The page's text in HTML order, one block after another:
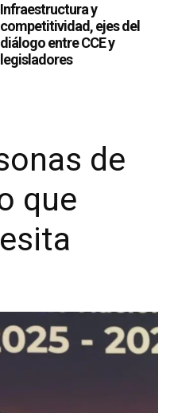
Infraestructura y
competitividad, ejes del
diálogo entre CCE y
legisladores